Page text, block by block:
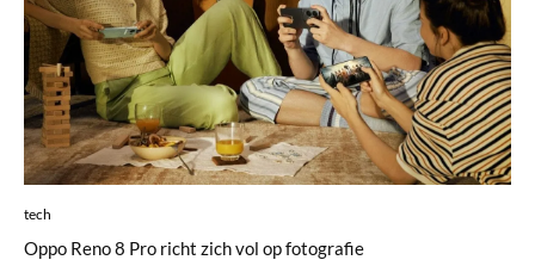
tech
Oppo Reno 8 Pro richt zich vol op fotografie